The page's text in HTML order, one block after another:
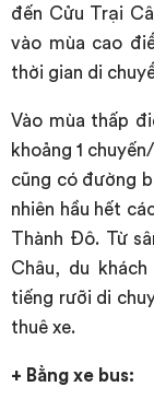
đến Cửu Trại
vào mùa cao
thời gian di
Vào mùa thấp
khoảng 1
cũng có đường
nhiên hầu hết
Thành Đô. Từ
Châu, du
tiếng rưỡi di
thuê xe.
+ Bằng xe bus: